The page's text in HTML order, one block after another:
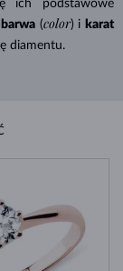
ich podstawowe
barwa (color) i karat
diamentu.